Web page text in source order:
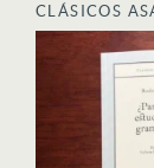
CLÁSICOS